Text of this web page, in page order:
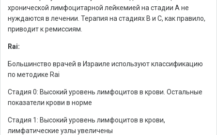
хронической лимфоцитарной лейкемией на стадии А не
нуждаются в лечении. Терапия на стадиях В и С, как правило,
приводит к ремиссиям.
Rai:
Большинство врачей в Израиле используют классификацию
по методике Rai
Стадия 0: Высокий уровень лимфоцитов в крови. Остальные
показатели крови в норме
Стадия 1: Высокий уровень лимфоцитов в крови,
лимфатические узлы увеличены